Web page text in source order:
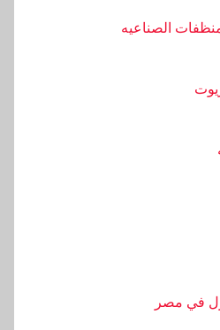
الصناعيه